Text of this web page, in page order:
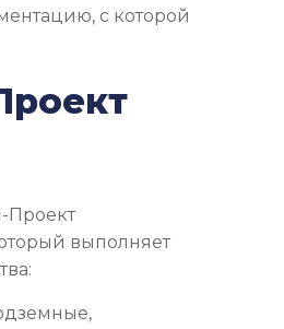
с которой
Проект
выполняет